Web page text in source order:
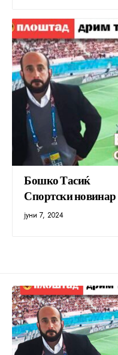
Бошко Тасиќ
Спортски новинар
јуни 7, 2024